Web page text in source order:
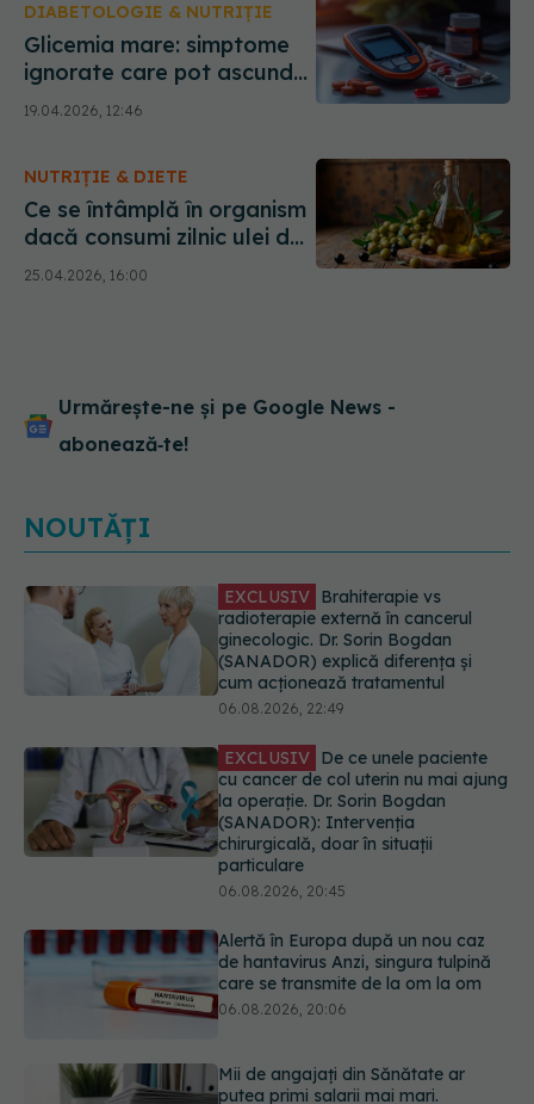
familie
DIABETOLOGIE & NUTRIȚIE
Glicemia mare: simptome
ignorate care pot ascunde
un risc serios
19.04.2026, 12:46
NUTRIȚIE & DIETE
Ce se întâmplă în organism
dacă consumi zilnic ulei de
măsline
25.04.2026, 16:00
Urmărește-ne și pe Google News -
abonează‑te!
NOUTĂȚI
EXCLUSIV De ce unele paciente
cu cancer de col uterin nu mai ajung
la operație. Dr. Sorin Bogdan
(SANADOR): Intervenția
chirurgicală, doar în situații
particulare
06.08.2026, 20:45
Alertă în Europa după un nou caz
de hantavirus Anzi, singura tulpină
care se transmite de la om la om
06.08.2026, 20:06
putea primi salarii mai mari.
Sindicatele cer schimbarea legii
care pot fi tratate fără operație. Dr.